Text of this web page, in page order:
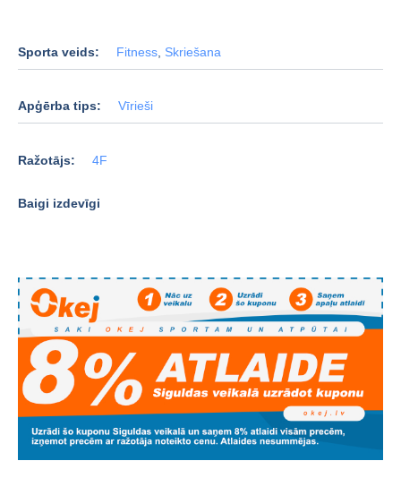
Sporta veids: Fitness, Skriešana
Apģērba tips: Vīrieši
Ražotājs: 4F
Baigi izdevīgi